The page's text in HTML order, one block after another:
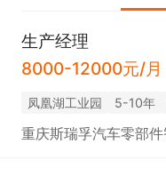
生产经理
8000-12000元/月
凤凰湖工业园 5-10年
重庆斯瑞孚汽车零部